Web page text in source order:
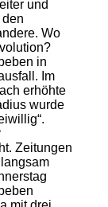
und
Wo
in
Im
erhöhte
wurde
Zeitungen